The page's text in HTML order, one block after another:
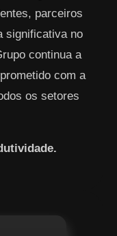
parceiros
significativa no
continua a
com a
os setores